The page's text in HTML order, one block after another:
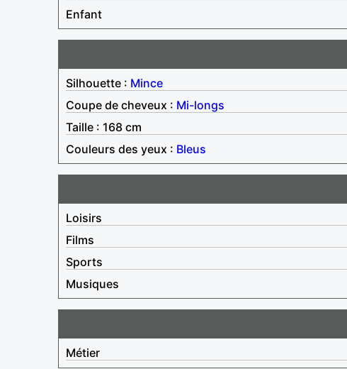
Enfant
Silhouette : Mince
Coupe de cheveux : Mi-longs
Taille : 168 cm
Couleurs des yeux : Bleus
Loisirs
Films
Sports
Musiques
Métier